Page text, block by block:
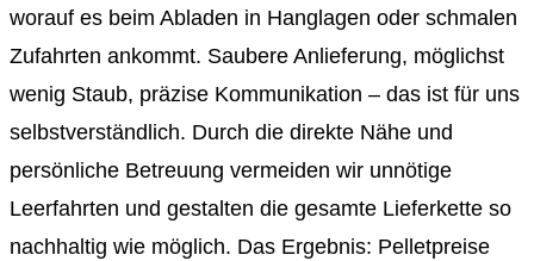
worauf es beim Abladen in Hanglagen oder schmalen
Zufahrten ankommt. Saubere Anlieferung, möglichst
wenig Staub, präzise Kommunikation – das ist für uns
selbstverständlich. Durch die direkte Nähe und
persönliche Betreuung vermeiden wir unnötige
Leerfahrten und gestalten die gesamte Lieferkette so
nachhaltig wie möglich. Das Ergebnis: Pelletpreise